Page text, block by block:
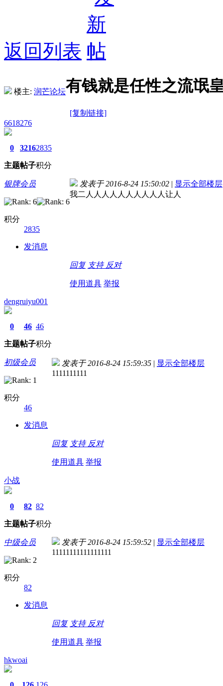
返回列表
楼主: 润芒论坛有钱就是任性之流氓
[复制链接]
6618276
0
主题
3216
帖子
2835
积分
银牌会员
积分
2835
发消息
发表于 2016-8-24 15:50:02 | 显示全部楼层
我二人人人人人人人人人人让人
回复 支持 反对
使用道具 举报
dengruiyu001
0
主题
46
帖子
46
积分
初级会员
积分
46
发消息
发表于 2016-8-24 15:59:35 | 显示全部楼层
1111111111
回复 支持 反对
使用道具 举报
小战
0
主题
82
帖子
82
积分
中级会员
积分
82
发消息
发表于 2016-8-24 15:59:52 | 显示全部楼层
11111111111111111
回复 支持 反对
使用道具 举报
hkwoai